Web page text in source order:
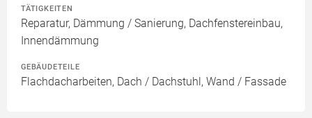
TÄTIGKEITEN
Reparatur, Dämmung / Sanierung, Dachfenstereinbau,
Innendämmung
GEBÄUDETEILE
Flachdacharbeiten, Dach / Dachstuhl, Wand / Fassade